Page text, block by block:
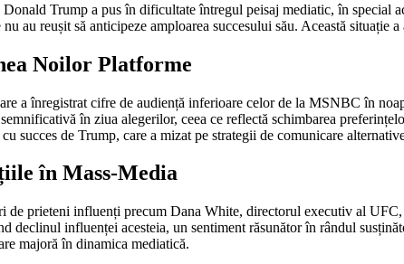
Trump a pus în dificultate întregul peisaj mediatic, în special
au reușit să anticipeze amploarea succesului său. Această
Noilor Platforme
a înregistrat cifre de audiență inferioare celor de la MSNBC în
în ziua alegerilor, ceea ce reflectă schimbarea
succes de Trump, care a mizat pe strategii de comunicare
în Mass-Media
prieteni influenți precum Dana White, directorul executiv al
declinul influenței acesteia, un sentiment răsunător în rândul
majoră în dinamica mediatică.